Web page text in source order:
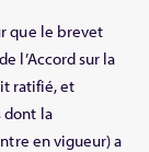
que le brevet
l’Accord sur la
ratifié, et
dont la
en vigueur) a